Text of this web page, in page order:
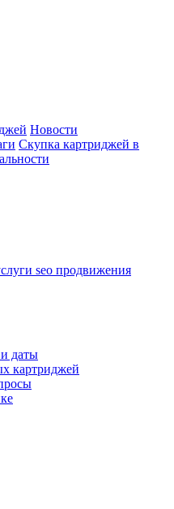
Новости
Скупка картриджей в
seo продвижения
даты
картриджей